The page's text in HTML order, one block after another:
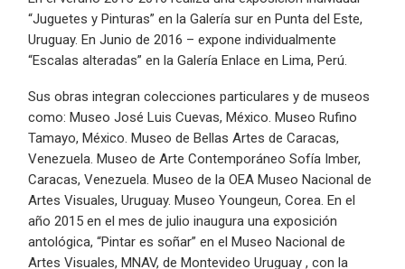
“Juguetes y Pinturas” en la Galería sur en Punta del Este,
Uruguay. En Junio de 2016 – expone individualmente
“Escalas alteradas” en la Galería Enlace en Lima, Perú.
Sus obras integran colecciones particulares y de museos
como: Museo José Luis Cuevas, México. Museo Rufino
Tamayo, México. Museo de Bellas Artes de Caracas,
Venezuela. Museo de Arte Contemporáneo Sofía Imber,
Caracas, Venezuela. Museo de la OEA Museo Nacional de
Artes Visuales, Uruguay. Museo Youngeun, Corea. En el
año 2015 en el mes de julio inaugura una exposición
antológica, “Pintar es soñar” en el Museo Nacional de
Artes Visuales, MNAV, de Montevideo Uruguay , con la